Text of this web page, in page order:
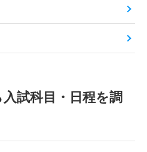
試科目・日程を調